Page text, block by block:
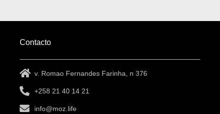
Contacto
v. Romao Fernandes Farinha, n 376
+258 21 40 14 21
info@moz.life